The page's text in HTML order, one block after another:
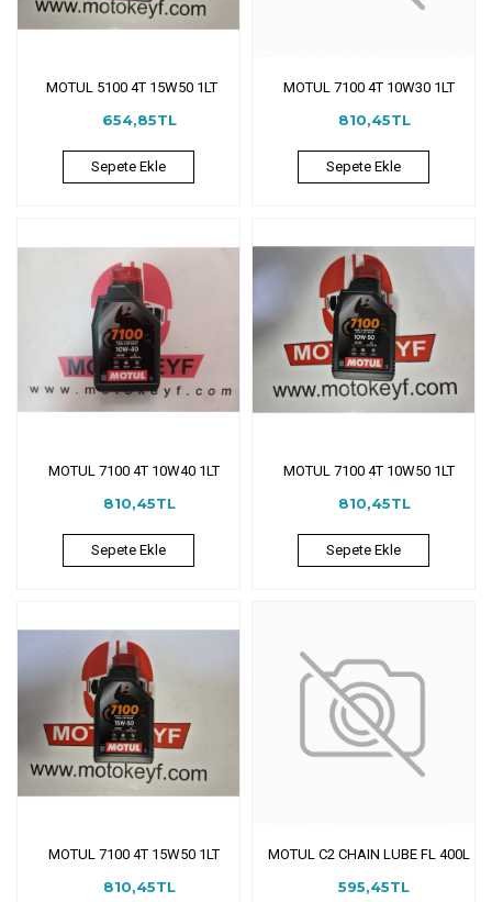
MOTUL 5100 4T 15W50 1LT
654,85TL
Sepete Ekle
MOTUL 7100 4T 10W30 1LT
810,45TL
Sepete Ekle
MOTUL 7100 4T 10W40 1LT
810,45TL
Sepete Ekle
MOTUL 7100 4T 10W50 1LT
810,45TL
Sepete Ekle
MOTUL 7100 4T 15W50 1LT
810,45TL
MOTUL C2 CHAIN LUBE FL 400L
595,45TL